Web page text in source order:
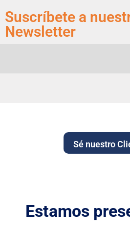
Suscríbete a
Newsletter
Sé nuestro
Estamos